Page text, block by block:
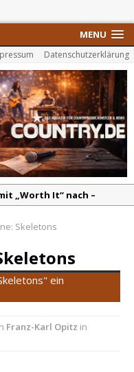
MENU
Datenschutzerklärung
„Worth It“ nach –
den ständigen
zu den größten Hits
Single „Late Night
Skeletons
ein
Franz-Karl Opitz in